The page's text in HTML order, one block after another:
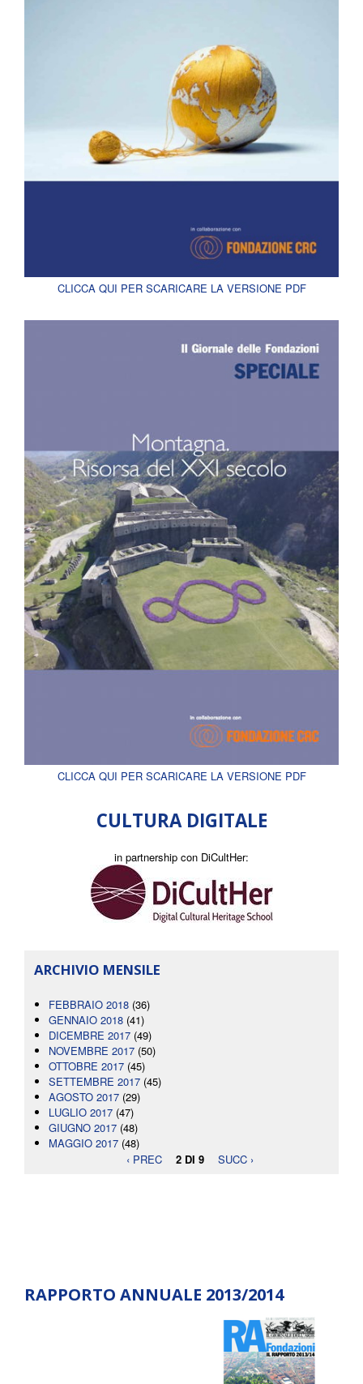
CLICCA QUI PER SCARICARE LA VERSIONE PDF
CLICCA QUI PER SCARICARE LA VERSIONE PDF
CULTURA DIGITALE
in partnership con DiCultHer:
ARCHIVIO MENSILE
FEBBRAIO 2018 (36)
GENNAIO 2018 (41)
DICEMBRE 2017 (49)
NOVEMBRE 2017 (50)
OTTOBRE 2017 (45)
SETTEMBRE 2017 (45)
AGOSTO 2017 (29)
LUGLIO 2017 (47)
GIUGNO 2017 (48)
MAGGIO 2017 (48)
‹ PREC
2 DI 9 SUCC ›
RAPPORTO ANNUALE 2013/2014